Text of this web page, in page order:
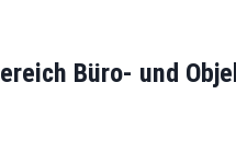
Büro- und